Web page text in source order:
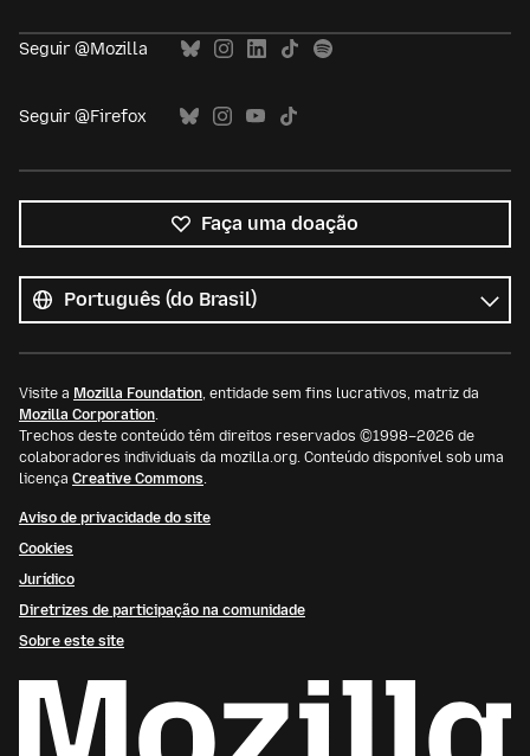
Seguir @Mozilla
Seguir @Firefox
Faça uma doação
os
idiomas
Idioma
Visite a Mozilla Foundation, entidade sem fins lucrativos, matriz da
Mozilla Corporation.
Trechos deste conteúdo têm direitos reservados ©1998–2026 de
colaboradores individuais da mozilla.org. Conteúdo disponível sob uma
licença Creative Commons.
Aviso de privacidade do site
Cookies
Jurídico
Diretrizes de participação na comunidade
Sobre este site